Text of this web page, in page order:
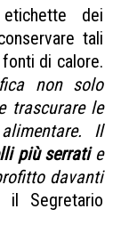
dei
tali
di calore.
non solo
trascurare le
Il
più serratie
davanti
Segretario